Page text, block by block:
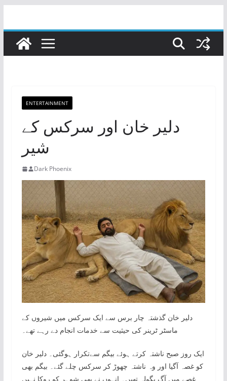
content
ENTERTAINMENT
‏دلیر خان اور سرکس کے
شیر
Dark Phoenix
‏دلیر خان گذشتہ چار برس سے ایک سرکس میں شیروں کے
ماسٹر ٹرینر کی حیثیت سے خدمات انجام دے رہے تھے۔
ایک روز صبح ناشتہ کرتے ہوئے بیگم سےتکرار ہوگئی۔ دلیر خان
کو غصہ آگیا اور وہ ناشتہ چھوڑ کر سرکس چلے گئے۔ بیگم بھی
غصے میں آگ بگولہ تھیں۔ انہوں نے بھی شوہر کو روکا نہیں